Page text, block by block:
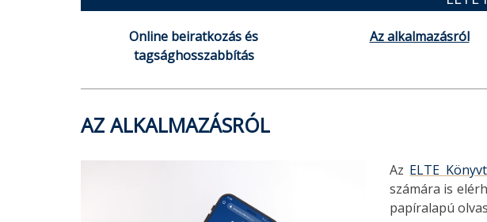
Online beiratkozás és
tagsághosszabbítás
Az alkalmazásról
AZ ALKALMAZÁSRÓL
Az ELTE
számára is
papíralapú